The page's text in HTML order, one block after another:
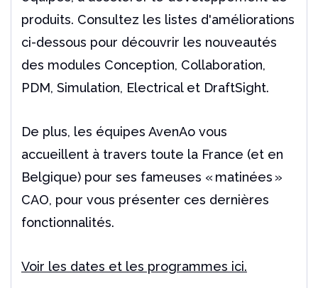
Un outil indispensable pour les utilisateurs de
Solidworks
Lire l'article
produits. Consultez les listes d'améliorations
ci-dessous pour découvrir les nouveautés
des modules Conception, Collaboration,
PDM, Simulation, Electrical et DraftSight.
De plus, les équipes AvenAo vous
accueillent à travers toute la France (et en
Belgique) pour ses fameuses « matinées »
CAO, pour vous présenter ces dernières
fonctionnalités.
Voir les dates et les programmes ici.